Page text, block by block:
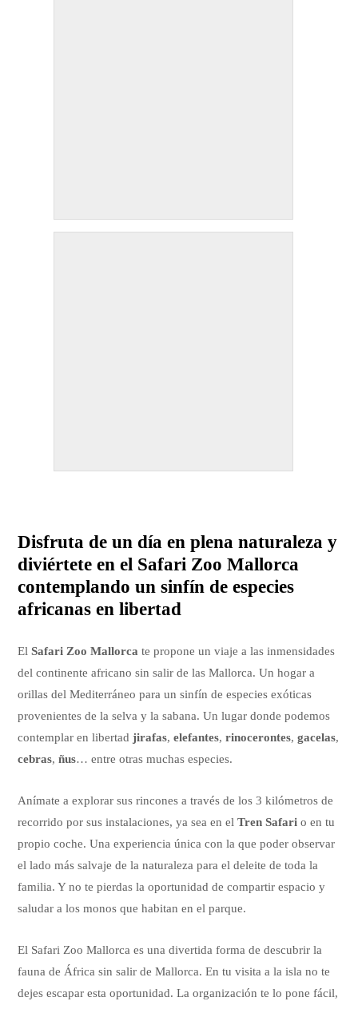
Disfruta de un día en plena naturaleza y
diviértete en el Safari Zoo Mallorca
contemplando un sinfín de especies
africanas en libertad
ElSafari Zoo Mallorca te propone un viaje a las inmensidades
del continente africano sin salir de las Mallorca. Un hogar a
orillas del Mediterráneo para un sinfín de especies exóticas
provenientes de la selva y la sabana. Un lugar donde podemos
contemplar en libertadjirafas,elefantes,rinocerontes,gacelas,
cebras,ñus… entre otras muchas especies.
Anímate a explorar sus rincones a través de los 3 kilómetros de
recorrido por sus instalaciones, ya sea en elTren Safari o en tu
propio coche. Una experiencia única con la que poder observar
el lado más salvaje de la naturaleza para el deleite de toda la
familia. Y no te pierdas la oportunidad de compartir espacio y
saludar a los monos que habitan en el parque.
El Safari Zoo Mallorca es una divertida forma de descubrir la
fauna de África sin salir de Mallorca. En tu visita a la isla no te
dejes escapar esta oportunidad. La organización te lo pone fácil,